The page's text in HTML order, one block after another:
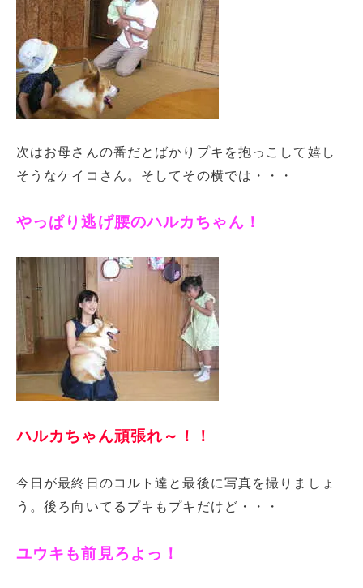
次はお母さんの番だとばかりプキを抱っこして嬉し
そうなケイコさん。そしてその横では・・・
やっぱり逃げ腰のハルカちゃん！
ハルカちゃん頑張れ～！！
今日が最終日のコルト達と最後に写真を撮りましょ
う。後ろ向いてるプキもプキだけど・・・
ユウキも前見ろよっ！